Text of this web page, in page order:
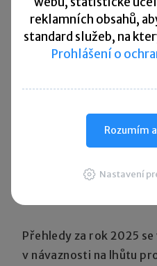
Termíny pro podání
Přehledy za rok 2025
v návaznosti na lhůtu
reklamních obsahů,
standard služeb, na
Prohlášení o
Rozumím
Nastavení